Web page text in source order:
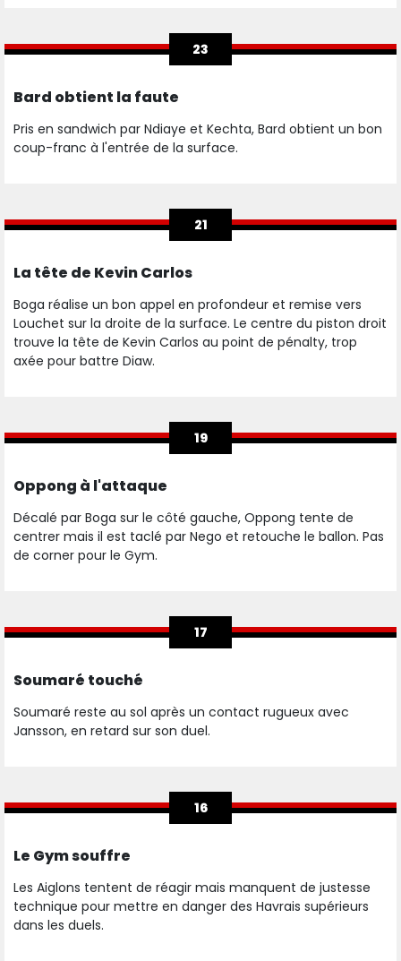
23
Bard obtient la faute
Pris en sandwich par Ndiaye et Kechta, Bard obtient un bon
coup-franc à l'entrée de la surface.
21
La tête de Kevin Carlos
Boga réalise un bon appel en profondeur et remise vers
Louchet sur la droite de la surface. Le centre du piston droit
trouve la tête de Kevin Carlos au point de pénalty, trop
axée pour battre Diaw.
19
Oppong à l'attaque
Décalé par Boga sur le côté gauche, Oppong tente de
centrer mais il est taclé par Nego et retouche le ballon. Pas
de corner pour le Gym.
17
Soumaré touché
Soumaré reste au sol après un contact rugueux avec
Jansson, en retard sur son duel.
16
Le Gym souffre
Les Aiglons tentent de réagir mais manquent de justesse
technique pour mettre en danger des Havrais supérieurs
dans les duels.